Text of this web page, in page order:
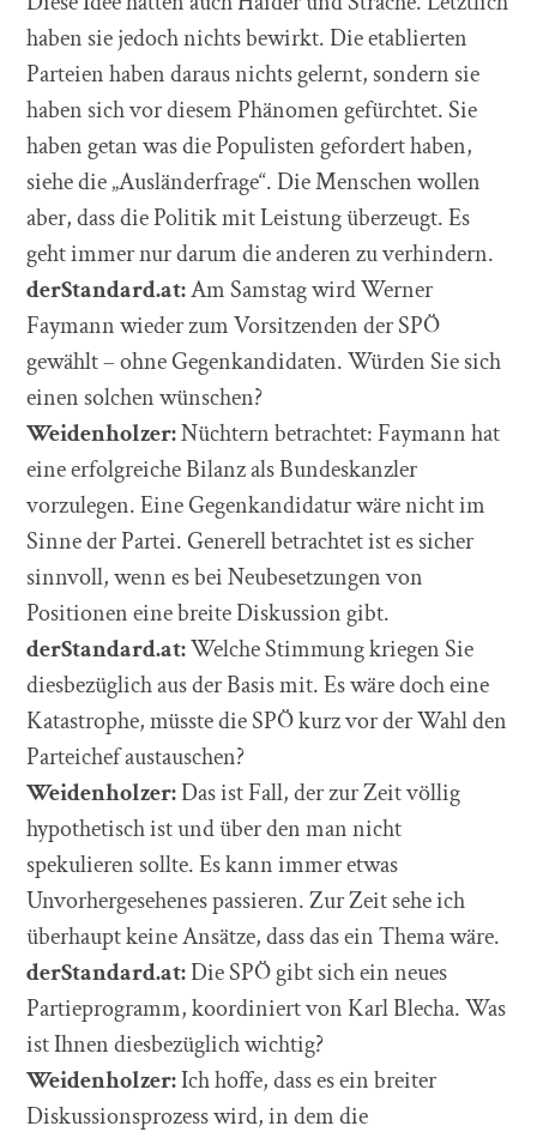
haben sie jedoch nichts bewirkt. Die etablierten
Parteien haben daraus nichts gelernt, sondern sie
haben sich vor diesem Phänomen gefürchtet. Sie
haben getan was die Populisten gefordert haben,
siehe die „Ausländerfrage“. Die Menschen wollen
aber, dass die Politik mit Leistung überzeugt. Es
geht immer nur darum die anderen zu verhindern.
derStandard.at:Am Samstag wird Werner
Faymann wieder zum Vorsitzenden der SPÖ
gewählt – ohne Gegenkandidaten. Würden Sie sich
einen solchen wünschen?
Weidenholzer:Nüchtern betrachtet: Faymann hat
eine erfolgreiche Bilanz als Bundeskanzler
vorzulegen. Eine Gegenkandidatur wäre nicht im
Sinne der Partei. Generell betrachtet ist es sicher
sinnvoll, wenn es bei Neubesetzungen von
Positionen eine breite Diskussion gibt.
derStandard.at:Welche Stimmung kriegen Sie
diesbezüglich aus der Basis mit. Es wäre doch eine
Katastrophe, müsste die SPÖ kurz vor der Wahl den
Parteichef austauschen?
Weidenholzer:Das ist Fall, der zur Zeit völlig
hypothetisch ist und über den man nicht
spekulieren sollte. Es kann immer etwas
Unvorhergesehenes passieren. Zur Zeit sehe ich
überhaupt keine Ansätze, dass das ein Thema wäre.
derStandard.at:Die SPÖ gibt sich ein neues
Partieprogramm, koordiniert von Karl Blecha. Was
ist Ihnen diesbezüglich wichtig?
Weidenholzer:Ich hoffe, dass es ein breiter
Diskussionsprozess wird, in dem die